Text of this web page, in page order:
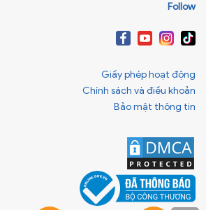
Follow
Giấy phép hoạt động
Chính sách và điều khoản
Bảo mật thông tin